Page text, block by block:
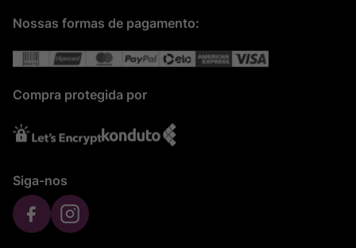
Nossas formas de pagamento:
Compra protegida por
Siga-nos